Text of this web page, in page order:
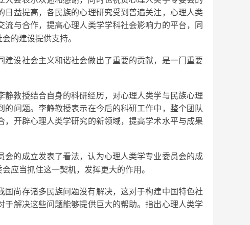
益提高，各民族的心理研究受到普遍关注，心理人类
与合作，提高心理人类学学科社会影响力的平台，同
的建设提供支持。
设社会主义和谐社会做出了重要的贡献，是一门重要
教授结合自身的科研经历，对心理人类学与民族心理
问题。李静教授表示在今后的科研工作中，整个团队
开辟心理人类学研究的新领域，提高学术水平与成果
的成立发表了看法，认为心理人类学专业委员会的成
应当抓住这一契机，发挥更大的作用。
尚存诸多民族问题没有解决，这对于构建中国特色社
解决这些问题能够提供巨大的帮助。指出心理人类学